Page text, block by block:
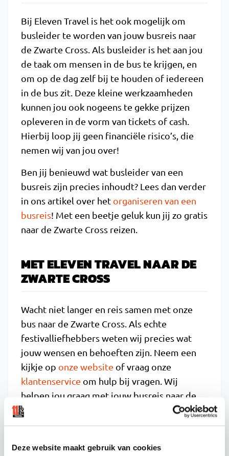
Deze website maakt gebruik van cookies
Bij Eleven Travel is het ook mogelijk om
busleider te worden van jouw busreis naar
de Zwarte Cross. Als busleider is het aan jou
de taak om mensen in de bus te krijgen, en
om op de dag zelf bij te houden of iedereen
in de bus zit. Deze kleine werkzaamheden
kunnen jou ook nogeens te gekke prijzen
opleveren in de vorm van tickets of cash.
Hierbij loop jij geen financiële risico’s, die
nemen wij van jou over!
Ben jij benieuwd wat busleider van een
busreis zijn precies inhoudt? Lees dan verder
in ons artikel over het organiseren van een
busreis! Met een beetje geluk kun jij zo gratis
naar de Zwarte Cross reizen.
MET ELEVEN TRAVEL NAAR DE
ZWARTE CROSS
Wacht niet langer en reis samen met onze
bus naar de Zwarte Cross. Als echte
festivalliefhebbers weten wij precies wat
jouw wensen en behoeften zijn. Neem een
kijkje op onze website of vraag onze
klantenservice om hulp bij vragen. Wij
helpen jou graag met jouw busreis naar de
Zwarte Cross.
ander evenement dan de Zwarte Cross?